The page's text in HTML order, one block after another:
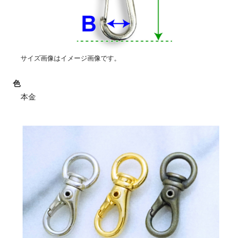
サイズ画像はイメージ画像です。
色
本金